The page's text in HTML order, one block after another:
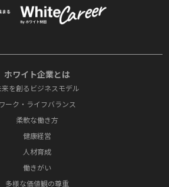
ホワイト企業とは
来を創るビジネスモデル
ワーク・ライフバランス
柔軟な働き方
健康経営
人材育成
働きがい
多様な価値観の尊重